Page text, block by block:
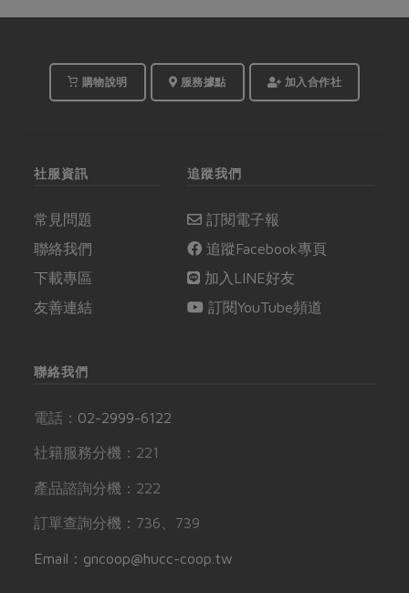
購物說明 服務據點 加入合作社
社服資訊
常見問題
聯絡我們
下載專區
友善連結
追蹤我們
訂閱電子報
追蹤Facebook專頁
加入LINE好友
訂閱YouTube頻道
聯絡我們
電話： 02-2999-6122
社籍服務分機：221
產品諮詢分機：222
訂單查詢分機：736、739
Email：gncoop@hucc-coop.tw